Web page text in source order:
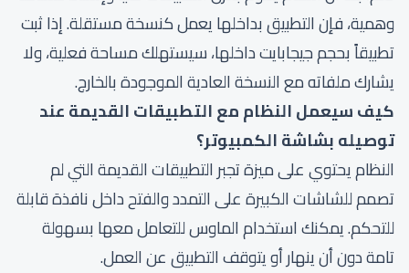
وهمية، فإن التطبيق بداخلها يعمل كنسخة مستقلة. إذا ثبت
تطبيقاً بحجم جيجابايت داخلها، سيستهلك مساحة فعلية، ولا
يشارك ملفاته مع النسخة العادية الموجودة بالخارج.
كيف سيعمل النظام مع التطبيقات القديمة عند
توصيله بشاشة الكمبيوتر؟
النظام يحتوي على ميزة تجبر التطبيقات القديمة التي لم
تصمم للشاشات الكبيرة على التمدد والفتح داخل نافذة قابلة
للتحكم. يمكنك استخدام الماوس للتعامل معها بسهولة
تامة دون أن ينهار أو يتوقف التطبيق عن العمل.